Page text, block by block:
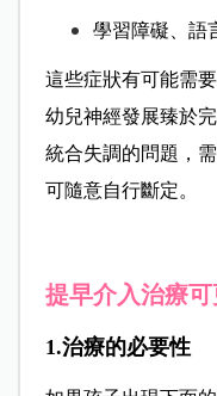
學習障礙、語
這些症狀有可能需
幼兒神經發展臻於完
統合失調的問題，
可隨意自行斷定。
提早介入治療
1.治療的必要性